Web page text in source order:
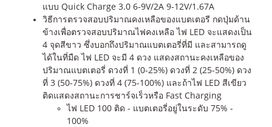
แบบ Quick Charge 3.0 6-9V/2A 9-12V/1.67A
วิธีการตรวจสอบปริมาณคงเหลือของแบตเตอรี กดปุ่มด้าน
ข้างเพื่อตรวจสอบปริมาณไฟคงเหลือ ไฟ LED จะแสดงเป็น
4 จุดสีขาว ซึ่งบอกถึงปริมาณแบตเตอรี่ที่มี และสามารถดู
ได้ในที่มืด ไฟ LED จะมี 4 ดวง แสดงสถานะคงเหลือของ
ปริมาณแบตเตอรี่ ดวงที่ 1 (0-25%) ดวงที่ 2 (25-50%) ดวง
ที่ 3 (50-75%) ดวงที่ 4 (75-100%) และถ้าไฟ LED สีเขียว
ติดแสดงสถานะการชาร์จเร็วหรือ Fast Charging
ไฟ LED 100 ติด - แบตเตอรี่อยู่ในระดับ 75% -
100%